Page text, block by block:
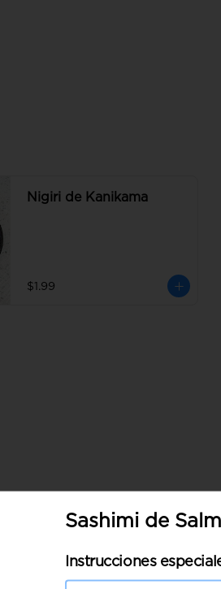
Nigiri de Kanikama
$1.99
Sashimi de
Instrucciones